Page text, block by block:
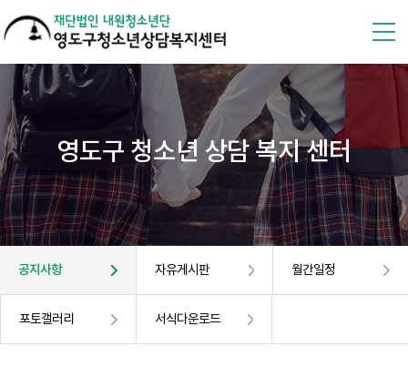
영도구 청소년 상담 복지 센터
공지사항 자유게시판 월간일정
포토갤러리 서식다운로드